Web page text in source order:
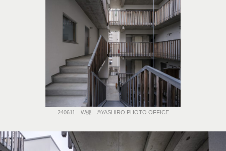
240611 W棟 ©️YASHIRO PHOTO OFFICE